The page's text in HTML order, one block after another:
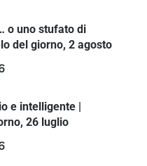
o uno stufato di
del giorno, 2 agosto
e intelligente |
26 luglio